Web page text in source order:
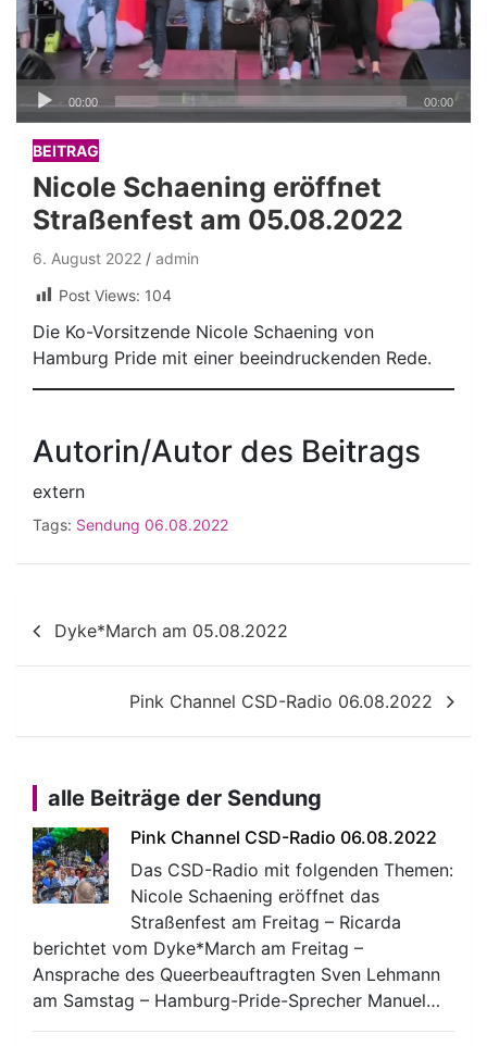
Audio-
Player
00:00 00:00
BEITRAG
Nicole Schaening eröffnet
Straßenfest am 05.08.2022
6. August 2022
admin
Post Views: 104
Die Ko-Vorsitzende Nicole Schaening von
Hamburg Pride mit einer beeindruckenden Rede.
Autorin/Autor des Beitrags
extern
Tags: Sendung 06.08.2022
Beitragsnavigation
Dyke*March am 05.08.2022
Pink Channel CSD-Radio 06.08.2022
alle Beiträge der Sendung
Pink Channel CSD-Radio 06.08.2022
Das CSD-Radio mit folgenden Themen:
Nicole Schaening eröffnet das
Straßenfest am Freitag – Ricarda
berichtet vom Dyke*March am Freitag –
Ansprache des Queerbeauftragten Sven Lehmann
am Samstag – Hamburg-Pride-Sprecher Manuel…